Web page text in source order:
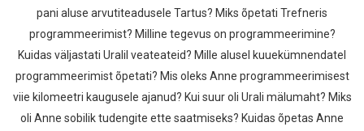
pani aluse arvutiteadusele Tartus? Miks õpetati Trefneris
programmeerimist? Milline tegevus on programmeerimine?
Kuidas väljastati Uralil veateateid? Mille alusel kuuekümnendatel
programmeerimist õpetati? Mis oleks Anne programmeerimisest
viie kilomeetri kaugusele ajanud? Kui suur oli Urali mälumaht? Miks
oli Anne sobilik tudengite ette saatmiseks? Kuidas õpetas Anne